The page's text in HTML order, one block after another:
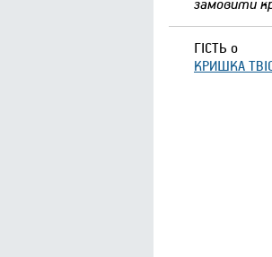
замовити
ГІСТЬ о
КРИШКА